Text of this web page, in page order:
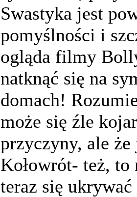
Swastyka jest
pomyślności i
ogląda filmy
natknąć się na
domach!
może się źle
przyczyny, ale że
Kołowrót- też,
teraz się